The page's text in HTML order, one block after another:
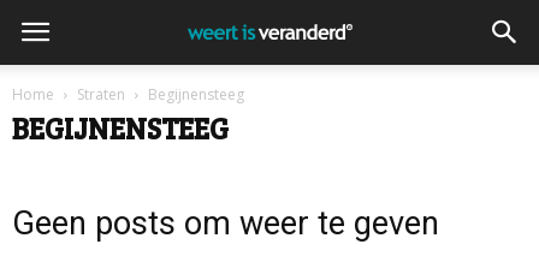
Home Straten Begijnensteeg
BEGIJNENSTEEG
Geen posts om weer te geven